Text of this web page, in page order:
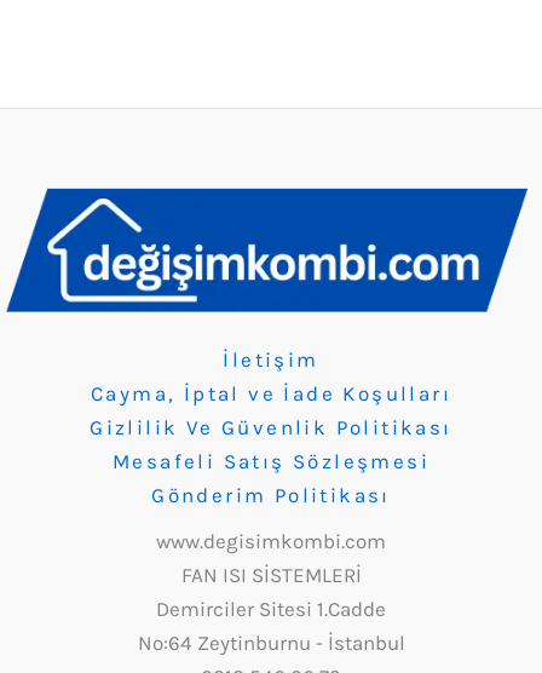
İletişim
Cayma, İptal ve İade Koşulları
Gizlilik Ve Güvenlik Politikası
Mesafeli Satış Sözleşmesi
Gönderim Politikası
www.degisimkombi.com
FAN ISI SİSTEMLERİ
Demirciler Sitesi 1.Cadde
No:64 Zeytinburnu - İstanbul